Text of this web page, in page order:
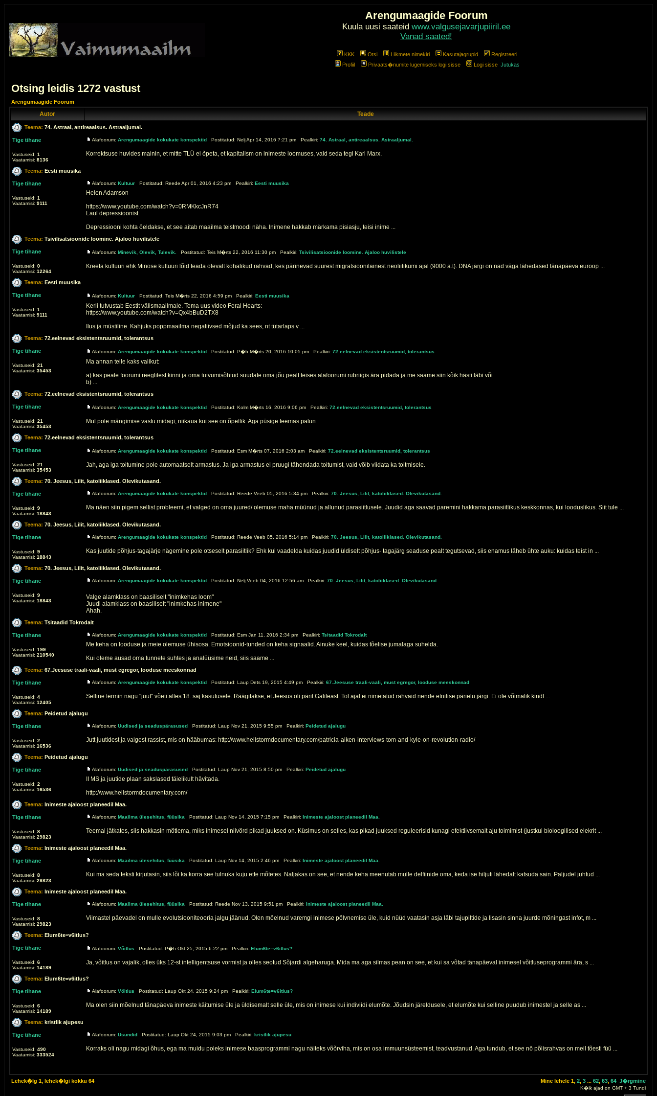
Arengumaagide Foorum
Kuula uusi saateid www.valgusejavarjupiiril.ee
Vanad saated!
KKK Otsi Liikmete nimekiri Kasutajagrupid
Registreeri
Profiil
Privaats�numite lugemiseks logi sisse Logi sisse Jutukas
Otsing leidis 1272 vastust
Arengumaagide Foorum
Autor Teade
Teema: 74. Astraal, antireaalsus. Astraaljumal.
Tige tihane
Vastuseid: 1
Vaatamisi: 8136
Alafoorum: Arengumaagide kokukate konspektid Postitatud: Nelj Apr 14, 2016 7:21 pm Pealkiri: 74. Astraal, antireaalsus. Astraaljumal.
Korrektsuse huvides mainin, et mitte TLÜ ei õpeta, et kapitalism on inimeste loomuses, vaid seda tegi Karl Marx.
Teema: Eesti muusika
Tige tihane
Vastuseid: 1
Vaatamisi: 9111
Alafoorum: Kultuur Postitatud: Reede Apr 01, 2016 4:23 pm Pealkiri: Eesti muusika
Helen Adamson
https://www.youtube.com/watch?v=0RMKkcJnR74
Laul depressioonist.
Depressiooni kohta öeldakse, et see aitab maailma teistmoodi näha. Inimene hakkab märkama pisiasju, teisi inime ...
Teema: Tsivilisatsioonide loomine. Ajaloo huvilistele
Tige tihane
Vastuseid: 0
Vaatamisi: 12264
Alafoorum: Minevik, Olevik, Tulevik. Postitatud: Teis M�rts 22, 2016 11:30 pm Pealkiri: Tsivilisatsioonide loomine. Ajaloo huvilistele
Kreeta kultuuri ehk Minose kultuuri lõid teada olevalt kohalikud rahvad, kes pärinevad suurest migratsioonilainest neoliitikumi ajal (9000 a.t). DNA järgi on nad väga lähedased tänapäeva euroop ...
Teema: Eesti muusika
Tige tihane
Vastuseid: 1
Vaatamisi: 9111
Alafoorum: Kultuur Postitatud: Teis M�rts 22, 2016 4:59 pm Pealkiri: Eesti muusika
Kerli tutvustab Eestit välismaailmale. Tema uus video Feral Hearts:
https://www.youtube.com/watch?v=Qx4bBuD2TX8
Ilus ja müstiline. Kahjuks poppmaailma negatiivsed mõjud ka sees, nt tütarlaps v ...
Teema: 72.eelnevad eksistentsruumid, tolerantsus
Tige tihane
Vastuseid: 21
Vaatamisi: 35453
Alafoorum: Arengumaagide kokukate konspektid Postitatud: P�h M�rts 20, 2016 10:05 pm Pealkiri: 72.eelnevad eksistentsruumid, tolerantsus
Ma annan teile kaks valikut:
a) kas peate foorumi reeglitest kinni ja oma tutvumisõhtud suudate oma jõu pealt teises alafoorumi rubriigis ära pidada ja me saame siin kõik hästi läbi või
b) ...
Teema: 72.eelnevad eksistentsruumid, tolerantsus
Tige tihane
Vastuseid: 21
Vaatamisi: 35453
Alafoorum: Arengumaagide kokukate konspektid Postitatud: Kolm M�rts 16, 2016 9:06 pm Pealkiri: 72.eelnevad eksistentsruumid, tolerantsus
Mul pole mängimise vastu midagi, niikaua kui see on õpetlik. Aga püsige teemas palun.
Teema: 72.eelnevad eksistentsruumid, tolerantsus
Tige tihane
Vastuseid: 21
Vaatamisi: 35453
Alafoorum: Arengumaagide kokukate konspektid Postitatud: Esm M�rts 07, 2016 2:03 am Pealkiri: 72.eelnevad eksistentsruumid, tolerantsus
Jah, aga iga toitumine pole automaatselt armastus. Ja iga armastus ei pruugi tähendada toitumist, vaid võib viidata ka toitmisele.
Teema: 70. Jeesus, Lilit, katoliiklased. Olevikutasand.
Tige tihane
Vastuseid: 9
Vaatamisi: 18843
Alafoorum: Arengumaagide kokukate konspektid Postitatud: Reede Veeb 05, 2016 5:34 pm Pealkiri: 70. Jeesus, Lilit, katoliiklased. Olevikutasand.
Ma näen siin pigem sellist probleemi, et valged on oma juured/ olemuse maha müünud ja allunud parasiitlusele. Juudid aga saavad paremini hakkama parasiitlikus keskkonnas, kui looduslikus. Siit tule ...
Teema: 70. Jeesus, Lilit, katoliiklased. Olevikutasand.
Tige tihane
Vastuseid: 9
Vaatamisi: 18843
Alafoorum: Arengumaagide kokukate konspektid Postitatud: Reede Veeb 05, 2016 5:14 pm Pealkiri: 70. Jeesus, Lilit, katoliiklased. Olevikutasand.
Kas juutide põhjus-tagajärje nägemine pole otseselt parasiitlik? Ehk kui vaadelda kuidas juudid üldiselt põhjus- tagajärg seaduse pealt tegutsevad, siis enamus läheb ühte auku: kuidas teist in ...
Teema: 70. Jeesus, Lilit, katoliiklased. Olevikutasand.
Tige tihane
Vastuseid: 9
Vaatamisi: 18843
Alafoorum: Arengumaagide kokukate konspektid Postitatud: Nelj Veeb 04, 2016 12:56 am Pealkiri: 70. Jeesus, Lilit, katoliiklased. Olevikutasand.
Valge alamklass on baasiliselt "inimkehas loom"
Juudi alamklass on baasiliselt "inimkehas inimene"
Ahah.
Teema: Tsitaadid Tokrodalt
Tige tihane
Vastuseid: 199
Vaatamisi: 210540
Alafoorum: Arengumaagide kokukate konspektid Postitatud: Esm Jan 11, 2016 2:34 pm Pealkiri: Tsitaadid Tokrodalt
Me keha on looduse ja meie olemuse ühisosa. Emotsioonid-tunded on keha signaalid. Ainuke keel, kuidas tõelise jumalaga suhelda.
Kui oleme ausad oma tunnete suhtes ja analüüsime neid, siis saame ...
Teema: 67.Jeesuse traali-vaali, must egregor, looduse meeskonnad
Tige tihane
Vastuseid: 4
Vaatamisi: 12405
Alafoorum: Arengumaagide kokukate konspektid Postitatud: Laup Dets 19, 2015 4:49 pm Pealkiri: 67.Jeesuse traali-vaali, must egregor, looduse meeskonnad
Selline termin nagu "juut" võeti alles 18. saj kasutusele. Räägitakse, et Jeesus oli pärit Galileast. Tol ajal ei nimetatud rahvaid nende etnilise pärielu järgi. Ei ole võimalik kindl ...
Teema: Peidetud ajalugu
Tige tihane
Vastuseid: 2
Vaatamisi: 16536
Alafoorum: Uudised ja seaduspärasused Postitatud: Laup Nov 21, 2015 9:55 pm Pealkiri: Peidetud ajalugu
Jutt juutidest ja valgest rassist, mis on hääbumas: http://www.hellstormdocumentary.com/patricia-aiken-interviews-tom-and-kyle-on-revolution-radio/
Teema: Peidetud ajalugu
Tige tihane
Vastuseid: 2
Vaatamisi: 16536
Alafoorum: Uudised ja seaduspärasused Postitatud: Laup Nov 21, 2015 8:50 pm Pealkiri: Peidetud ajalugu
II MS ja juutide plaan sakslased täielikult hävitada.
http://www.hellstormdocumentary.com/
Teema: Inimeste ajaloost planeedil Maa.
Tige tihane
Vastuseid: 8
Vaatamisi: 29823
Alafoorum: Maailma ülesehitus, füüsika Postitatud: Laup Nov 14, 2015 7:15 pm Pealkiri: Inimeste ajaloost planeedil Maa.
Teemal jätkates, siis hakkasin mõtlema, miks inimesel niivõrd pikad juuksed on. Küsimus on selles, kas pikad juuksed reguleerisid kunagi efektiivsemalt aju toimimist (justkui bioloogilised elekrit ...
Teema: Inimeste ajaloost planeedil Maa.
Tige tihane
Vastuseid: 8
Vaatamisi: 29823
Alafoorum: Maailma ülesehitus, füüsika Postitatud: Laup Nov 14, 2015 2:46 pm Pealkiri: Inimeste ajaloost planeedil Maa.
Kui ma seda teksti kirjutasin, siis lõi ka korra see tulnuka kuju ette mõtetes. Naljakas on see, et nende keha meenutab mulle delfiinide oma, keda ise hiljuti lähedalt katsuda sain. Paljudel juhtud ...
Teema: Inimeste ajaloost planeedil Maa.
Tige tihane
Vastuseid: 8
Vaatamisi: 29823
Alafoorum: Maailma ülesehitus, füüsika Postitatud: Reede Nov 13, 2015 9:51 pm Pealkiri: Inimeste ajaloost planeedil Maa.
Viimastel päevadel on mulle evolutsiooniteooria jalgu jäänud. Olen mõelnud varemgi inimese põlvnemise üle, kuid nüüd vaatasin asja läbi tajupiltide ja lisasin sinna juurde mõningast infot, m ...
Teema: Elum6te=v6itlus?
Tige tihane
Vastuseid: 6
Vaatamisi: 14189
Alafoorum: Võitlus Postitatud: P�h Okt 25, 2015 6:22 pm Pealkiri: Elum6te=v6itlus?
Ja, võitlus on vajalik, olles üks 12-st intelligentsuse vormist ja olles seotud Sõjardi algeharuga. Mida ma aga silmas pean on see, et kui sa võtad tänapäeval inimesel võitluseprogrammi ära, s ...
Teema: Elum6te=v6itlus?
Tige tihane
Vastuseid: 6
Vaatamisi: 14189
Alafoorum: Võitlus Postitatud: Laup Okt 24, 2015 9:24 pm Pealkiri: Elum6te=v6itlus?
Ma olen siin mõelnud tänapäeva inimeste käitumise üle ja üldisemalt selle üle, mis on inimese kui indiviidi elumõte. Jõudsin järeldusele, et elumõte kui selline puudub inimestel ja selle as ...
Teema: kristlik ajupesu
Tige tihane
Vastuseid: 490
Vaatamisi: 333524
Alafoorum: Usundid Postitatud: Laup Okt 24, 2015 9:03 pm Pealkiri: kristlik ajupesu
Korraks oli nagu midagi õhus, ega ma muidu poleks inimese baasprogrammi nagu näiteks võõrviha, mis on osa immuunsüsteemist, teadvustanud. Aga tundub, et see nö põlisrahvas on meil tõesti füü ...
Lehek�lg 1, lehek�lgi kokku 64 Mine lehele 1, 2, 3 ... 62, 63, 64 J�rgmine
K�ik ajad on GMT + 3 Tundi